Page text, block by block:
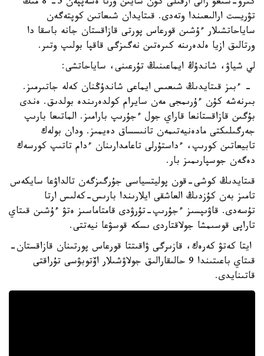
تۋريست ارالىعىندا وتەدى. قىتايدان شىعاتىن كوپتەگەن
ساياحاتشىلار ءۇشىن قورعاس پورتى قازاقستان جانە باسقا دا
ورتالىق ازيا ەلدەرىنە كىرەتىن نەگىزگى قاقپا بولىپ وتىر.
لي شياۋ، شاندۇڭ ايماعىنىڭ تۇرعىنى، ساياحاتشى:
- ءبىز قىتايدىڭ شىعىس ايماعى شاندۇڭنان كەلە جاتىرمىز.
بىرنەشە كۇن ءۇرىمجى مەن سايرام كولدەرىندە بولدىق. ەندى
بۇگىن قازاقستانعا قاراي جول ءجۇرىپ بارامىز. الماتىعا بارىپ
جەرگىلىكتى مادەنيەتىمەن تانىسساق دەيمىز. ودان بولەك
تابيعاتىن كورىپ، ءداستۇرلى تاعامدارىنان ءدام تاتىپ كورسەك
دەگەن جوسپارىمىز بار.
قىتايدىڭ كوشى-قون پوليتسياسى جۇرگىزگەن تالداۋعا سايكەس
تامىز بەن كۇزدىڭ العاشقى ايلارىندا بارىس-كەلىس ارتا
تۇسەدى. قاۋىپسىز ءجۇرىپ-تۇرۋدى قامتاماسىز ەتۋ ءۇشىن قىتاي
تاراپى قوسىمشا جولاقتاردى ىسكە قوسۋعا نيەتتى.
ايتا كەتۋ كەرەك، قازىرگى ۋاقىتتا قورعاس پورتىنان قازاقستان-
قىتاي باعىتىندا 9 حالىقارالىق جولاۋشىلار اۆتوبۋسى تۇراقتى
قاتىنايدى.